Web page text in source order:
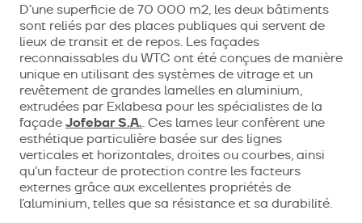
D’une superficie de 70 000 m2, les deux bâtiments
sont reliés par des places publiques qui servent de
lieux de transit et de repos. Les façades
reconnaissables du WTC ont été conçues de manière
unique en utilisant des systèmes de vitrage et un
revêtement de grandes lamelles en aluminium,
extrudées par Exlabesa pour les spécialistes de la
façadeJofebar S.A.. Ces lames leur confèrent une
esthétique particulière basée sur des lignes
verticales et horizontales, droites ou courbes, ainsi
qu’un facteur de protection contre les facteurs
externes grâce aux excellentes propriétés de
l’aluminium, telles que sa résistance et sa durabilité.